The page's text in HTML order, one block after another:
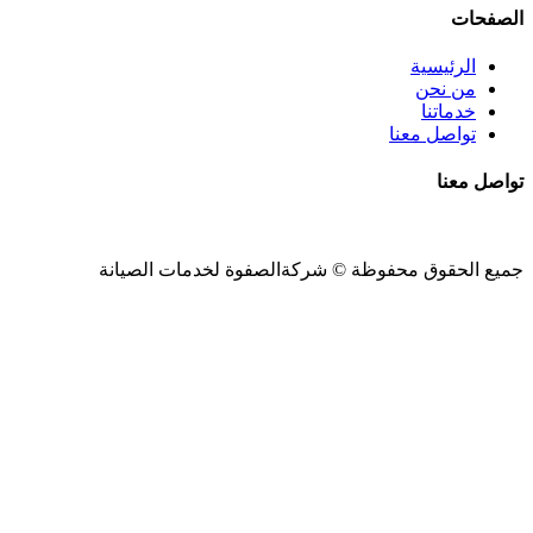
الصفحات
الرئيسية
من نحن
خدماتنا
تواصل معنا
تواصل معنا
جميع الحقوق محفوظة © شركةالصفوة لخدمات الصيانة